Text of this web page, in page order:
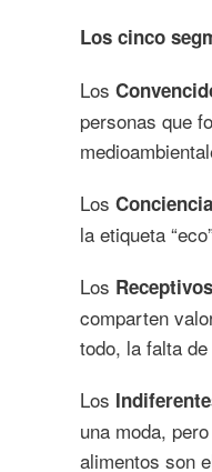
Los cinco
Los
personas que
Los
la etiqueta
Los Receptivos
comparten
todo, la falta
Los
una moda,
alimentos son